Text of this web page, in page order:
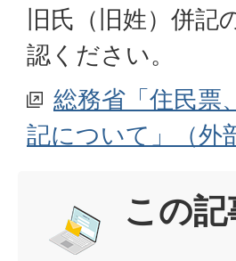
旧氏（旧姓）併
認ください。
総務省「住民票
記について」（外
この